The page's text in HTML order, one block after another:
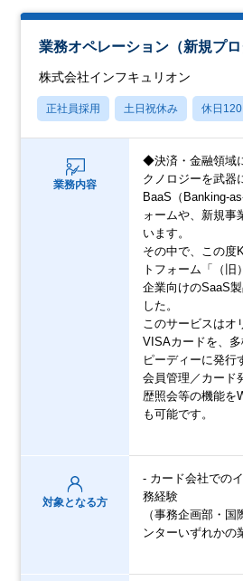
業務オペレーション（新規プロ
株式会社インフキュリオン
正社員採用 土日祝休み 休日
業務内容
◆決済・金融領域
クノロジーを武器
BaaS（Banking-
ォームや、新規事
います。
その中で、この度
トフォーム「（旧
企業向けのSaaS
した。
このサービスはオ
VISAカードを、
ピーディーに発行
会員管理／カード
歴照会等の機能を
も可能です。
対象となる方
- カード会社での
務経験
（事務企画部・
ンターいずれかの